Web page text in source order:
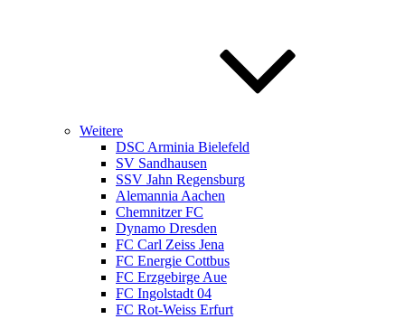
Weitere
DSC Arminia Bielefeld
SV Sandhausen
SSV Jahn Regensburg
Alemannia Aachen
Chemnitzer FC
Dynamo Dresden
FC Carl Zeiss Jena
FC Energie Cottbus
FC Erzgebirge Aue
FC Ingolstadt 04
FC Rot-Weiss Erfurt